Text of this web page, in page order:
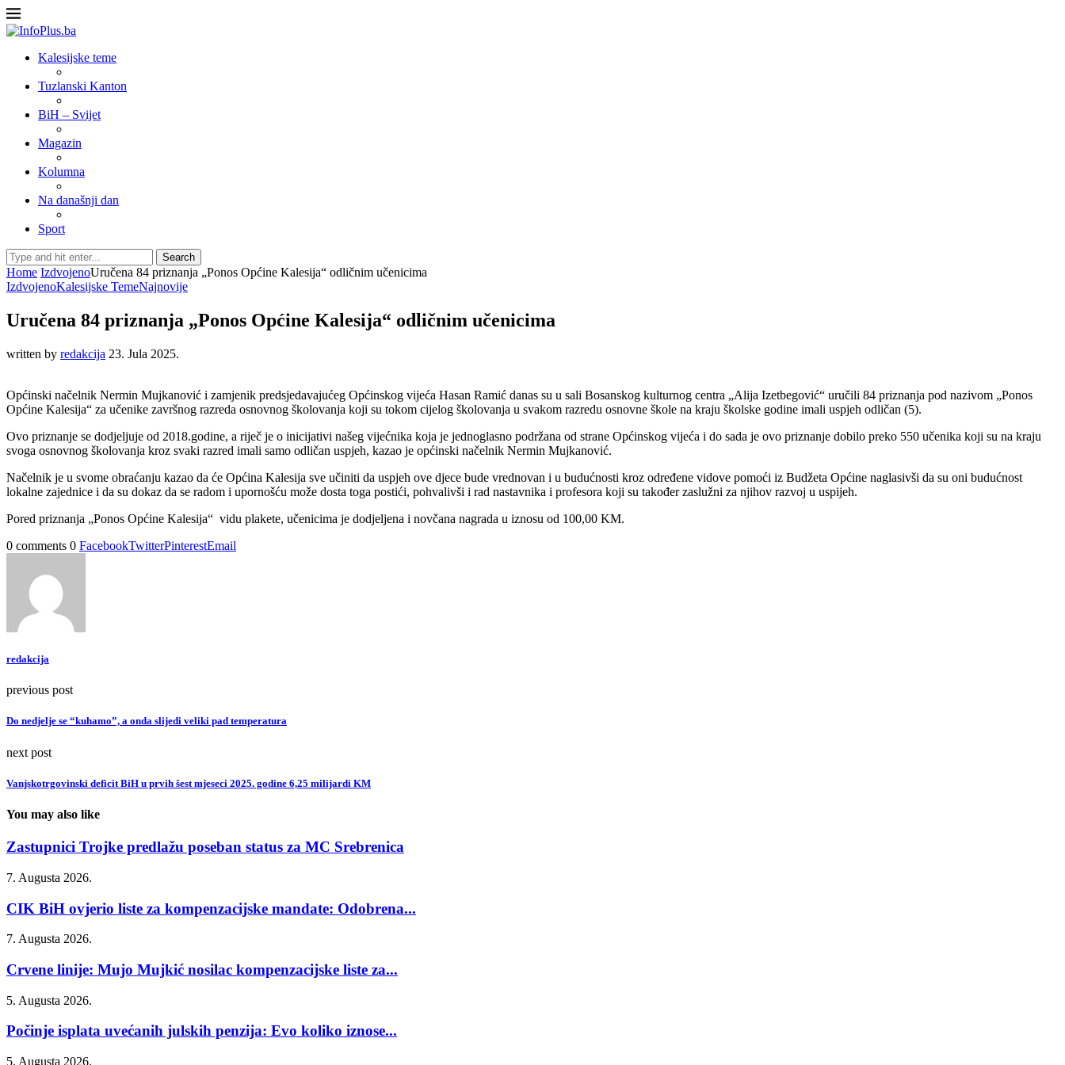
Kalesijske teme
Tuzlanski Kanton
BiH – Svijet
Magazin
Kolumna
Na današnji dan
Sport
Search
Home IzdvojenoUručena 84 priznanja „Ponos Općine Kalesija“ odličnim učenicima
IzdvojenoKalesijske TemeNajnovije
Uručena 84 priznanja „Ponos Općine Kalesija“ odličnim učenicima
written by redakcija 23. Jula 2025.
Općinski načelnik Nermin Mujkanović i zamjenik predsjedavajućeg Općinskog vijeća Hasan Ramić danas su u sali Bosanskog kulturnog centra „Alija Izetbegović“ uručili 84 priznanja pod nazivom „Ponos
Općine Kalesija“ za učenike završnog razreda osnovnog školovanja koji su tokom cijelog školovanja u svakom razredu osnovne škole na kraju školske godine imali uspjeh odličan (5).
Ovo priznanje se dodjeljuje od 2018.godine, a riječ je o inicijativi našeg vijećnika koja je jednoglasno podržana od strane Općinskog vijeća i do sada je ovo priznanje dobilo preko 550 učenika koji su na kraju
svoga osnovnog školovanja kroz svaki razred imali samo odličan uspjeh, kazao je općinski načelnik Nermin Mujkanović.
Načelnik je u svome obraćanju kazao da će Općina Kalesija sve učiniti da uspjeh ove djece bude vrednovan i u budućnosti kroz određene vidove pomoći iz Budžeta Općine naglasivši da su oni budućnost
lokalne zajednice i da su dokaz da se radom i upornošću može dosta toga postići, pohvalivši i rad nastavnika i profesora koji su također zaslužni za njihov razvoj u uspijeh.
Pored priznanja „Ponos Općine Kalesija“ vidu plakete, učenicima je dodjeljena i novčana nagrada u iznosu od 100,00 KM.
0 comments 0 FacebookTwitterPinterestEmail
redakcija
previous post
Do nedjelje se “kuhamo”, a onda slijedi veliki pad temperatura
next post
Vanjskotrgovinski deficit BiH u prvih šest mjeseci 2025. godine 6,25 milijardi KM
You may also like
Zastupnici Trojke predlažu poseban status za MC Srebrenica
7. Augusta 2026.
CIK BiH ovjerio liste za kompenzacijske mandate: Odobrena...
7. Augusta 2026.
Crvene linije: Mujo Mujkić nosilac kompenzacijske liste za...
5. Augusta 2026.
Počinje isplata uvećanih julskih penzija: Evo koliko iznose...
5. Augusta 2026.